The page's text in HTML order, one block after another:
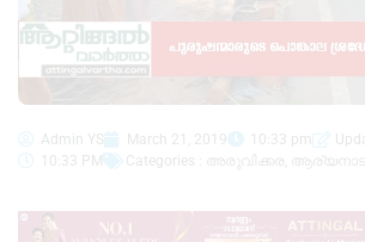
Admin YS March 21, 2019 10:33 pm
10:33 PM
Categories : അരുവിക്കര ആര്യനാട്